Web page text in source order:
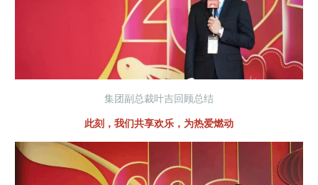
集团副总裁叶吉回顾总结
此刻，我们共享欢乐，为热爱燃动